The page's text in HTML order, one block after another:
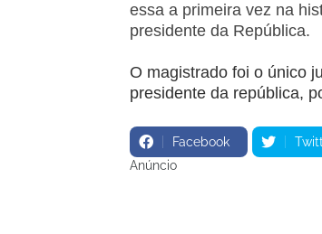
essa a primeira vez na
presidente da República.
O magistrado foi o único
presidente da república,
Facebook
Anúncio